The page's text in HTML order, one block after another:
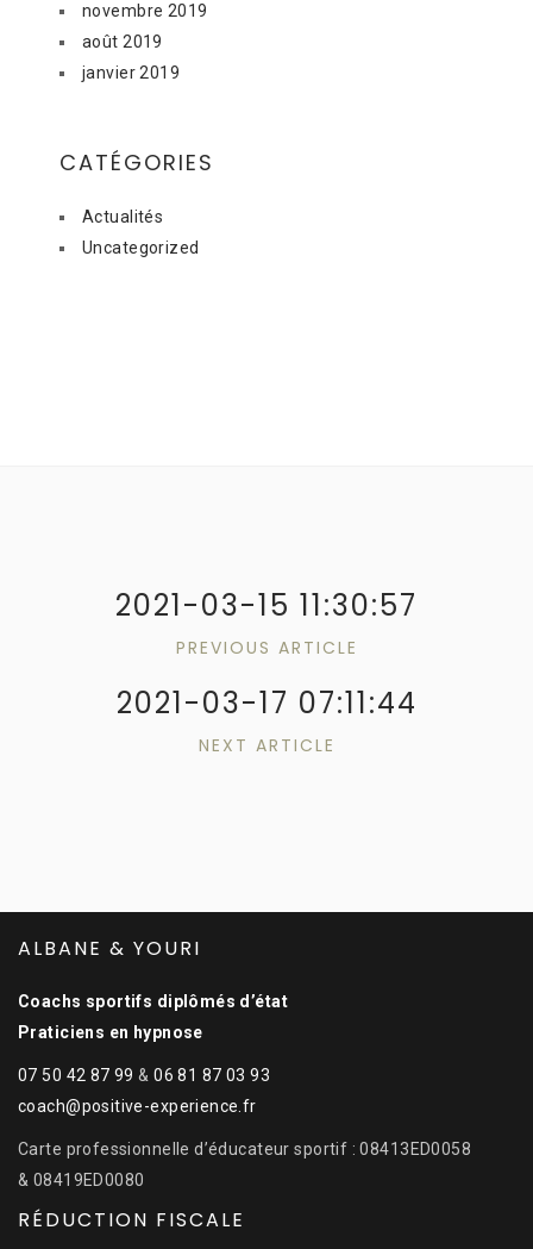
novembre 2019
août 2019
janvier 2019
CATÉGORIES
Actualités
Uncategorized
2021-03-15 11:30:57
PREVIOUS ARTICLE
2021-03-17 07:11:44
NEXT ARTICLE
ALBANE & YOURI
Coachs sportifs diplômés d’état
Praticiens en hypnose
07 50 42 87 99 &06 81 87 03 93
coach@positive-experience.fr
Carte professionnelle d’éducateur sportif : 08413ED0058
& 08419ED0080
RÉDUCTION FISCALE